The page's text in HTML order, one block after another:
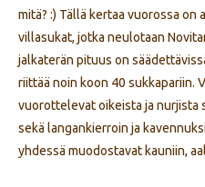
mitä? :) Tällä kertaa vuorossa
villasukat, jotka neulotaan
jalkaterän pituus on
riittää noin koon 40 sukkapariin.
vuorottelevat oikeista ja nurjista
sekä langankierroin ja
yhdessä muodostavat kauniin,